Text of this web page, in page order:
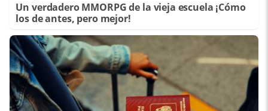
Un verdadero MMORPG de la vieja escuela ¡Cómo
los de antes, pero mejor!